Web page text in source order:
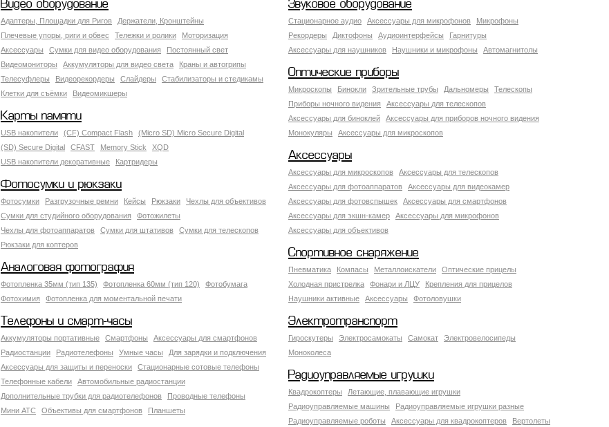
Видео оборудование
Адаптеры, Площадки для Ригов
Держатели, Кронштейны
Плечевые упоры, риги и обвес
Тележки и ролики
Моторизация
Аксессуары
Сумки для видео оборудования
Постоянный свет
Видеомониторы
Аккумуляторы для видео света
Краны и автогрипы
Телесуфлеры
Видеорекордеры Слайдеры
Стабилизаторы и стедикамы
Клетки для съёмки
Видеомикшеры
Звуковое оборудование
Стационарное аудио Аксессуары для микрофонов
Микрофоны
Рекордеры
Диктофоны Аудиоинтерфейсы
Гарнитуры
Аксессуары для наушников
Наушники и микрофоны Автомагнитолы
Оптические приборы
Микроскопы Бинокли Зрительные трубы Дальномеры
Телескопы
Приборы ночного видения
Аксессуары для телескопов
Аксессуары для биноклей
Аксессуары для приборов ночного видения
Монокуляры
Аксессуары для микроскопов
Карты памяти
USB накопители (CF) Compact Flash
(Micro SD) Micro Secure Digital
(SD) Secure Digital
CFAST Memory Stick
XQD
USB накопители декоративные
Картридеры Аксессуары
Аксессуары для микроскопов
Аксессуары для телескопов
Аксессуары для фотоаппаратов
Аксессуары для видеокамер
Аксессуары для фотовспышек
Аксессуары для смартфонов
Аксессуары для экшн-камер
Аксессуары для микрофонов
Аксессуары для объективов
Фотосумки и рюкзаки
Фотосумки Разгрузочные ремни Кейсы Рюкзаки
Чехлы для объективов
Сумки для студийного оборудования
Фотожилеты
Чехлы для фотоаппаратов
Сумки для штативов
Сумки для телескопов
Рюкзаки для коптеров
Спортивное снаряжение
Пневматика Компасы Металлоискатели
Оптические прицелы
Холодная пристрелка
Фонари и ЛЦУ
Крепления для прицелов
Наушники активные
Аксессуары Фотоловушки
Аналоговая фотография
Фотопленка 35мм (тип 135) Фотопленка 60мм (тип 120)
Фотобумага
Фотохимия
Фотопленка для моментальной печати
Телефоны и смарт-часы
Аккумуляторы портативные Смартфоны
Аксессуары для смартфонов
Радиостанции
Радиотелефоны Умные часы
Для зарядки и подключения
Аксессуары для защиты и переноски
Стационарные сотовые телефоны
Телефонные кабели
Автомобильные радиостанции
Дополнительные трубки для радиотелефонов
Проводные телефоны
Мини АТС
Объективы для смартфонов Планшеты
Электротранспорт
Гироскутеры Электросамокаты Самокат
Электровелосипеды
Моноколеса
Радиоуправляемые игрушки
Квадрокоптеры
Летающие, плавающие игрушки
Радиоуправляемые машины
Радиоуправляемые игрушки разные
Радиоуправляемые роботы
Аксессуары для квадрокоптеров Вертолеты